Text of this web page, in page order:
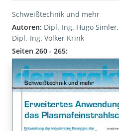
Schweißtechnik und mehr
Autoren: Dipl.-Ing. Hugo Simler,
Dipl.-Ing. Volker Krink
Seiten 260 - 265: